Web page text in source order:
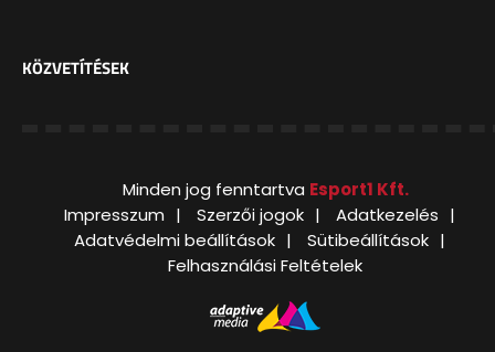
KÖZVETÍTÉSEK
Minden jog fenntartva Esport1 Kft.
Impresszum
Szerzői jogok
Adatkezelés
Adatvédelmi beállítások
Sütibeállítások
Felhasználási Feltételek